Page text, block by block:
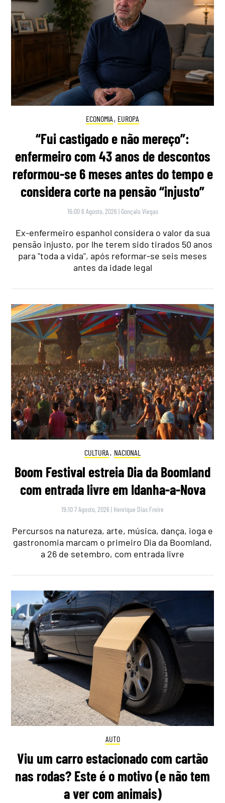
ECONOMIA , EUROPA
“Fui castigado e não mereço”:
enfermeiro com 43 anos de descontos
reformou-se 6 meses antes do tempo e
considera corte na pensão “injusto”
16:00 6 Agosto, 2026 | Gonçalo Viegas
Ex-enfermeiro espanhol considera o valor da sua
pensão injusto, por lhe terem sido tirados 50 anos
para "toda a vida", após reformar-se seis meses
antes da idade legal
CULTURA , NACIONAL
Boom Festival estreia Dia da Boomland
com entrada livre em Idanha-a-Nova
19:10 7 Agosto, 2026 | Henrique Dias Freire
Percursos na natureza, arte, música, dança, ioga e
gastronomia marcam o primeiro Dia da Boomland,
a 26 de setembro, com entrada livre
AUTO
Viu um carro estacionado com cartão
nas rodas? Este é o motivo (e não tem
a ver com animais)